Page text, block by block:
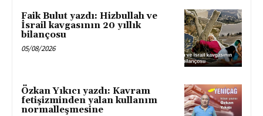
Faik Bulut yazdı: Hizbullah ve
İsrail kavgasının 20 yıllık
bilançosu
05/08/2026
Özkan Yıkıcı yazdı: Kavram
fetişizminden yalan kullanım
normalleşmesine